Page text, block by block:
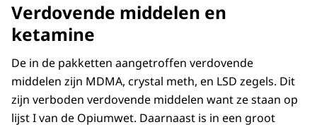
Verdovende middelen en
ketamine
De in de pakketten aangetroffen verdovende
middelen zijn MDMA, crystal meth, en LSD zegels. Dit
zijn verboden verdovende middelen want ze staan op
lijst I van de Opiumwet. Daarnaast is in een groot